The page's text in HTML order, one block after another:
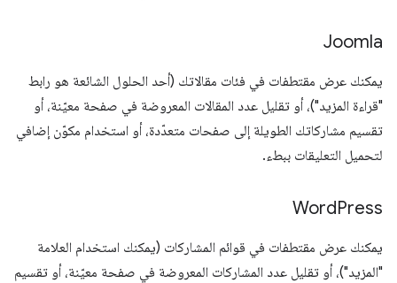
Joomla
يمكنك عرض مقتطفات في فئات مقالاتك (أحد الحلول الشائعة هو رابط
"قراءة المزيد")، أو تقليل عدد المقالات المعروضة في صفحة معيّنة، أو
تقسيم مشاركاتك الطويلة إلى صفحات متعدّدة، أو استخدام مكوّن إضافي
لتحميل التعليقات ببطء.
WordPress
يمكنك عرض مقتطفات في قوائم المشاركات (يمكنك استخدام العلامة
"المزيد")، أو تقليل عدد المشاركات المعروضة في صفحة معيّنة، أو تقسيم